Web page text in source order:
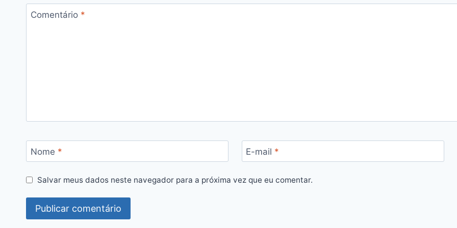
Comentário *
Nome * E-mail *
Salvar meus dados neste navegador para a próxima vez que eu comentar.